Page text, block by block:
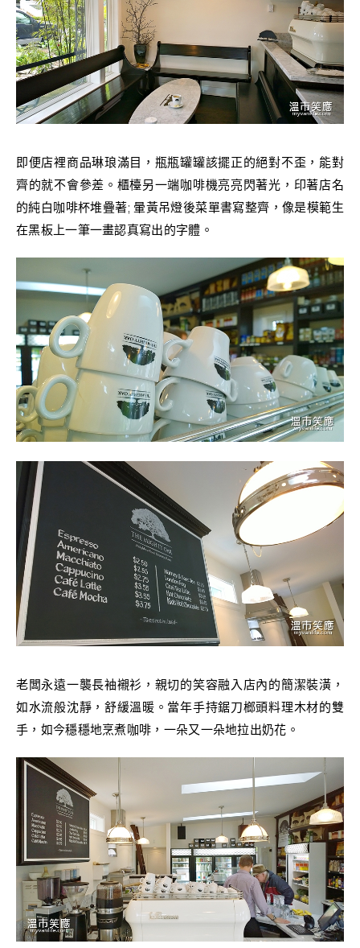
即便店裡商品琳琅滿目，瓶瓶罐罐該擺正的絕對不歪，能對
齊的就不會參差。櫃檯另一端咖啡機亮亮閃著光，印著店名
的純白咖啡杯堆疊著; 暈黃吊燈後菜單書寫整齊，像是模範生
在黑板上一筆一畫認真寫出的字體。
老闆永遠一襲長袖襯衫，親切的笑容融入店內的簡潔裝潢，
如水流般沈靜，舒緩溫暖。當年手持鋸刀榔頭料理木材的雙
手，如今穩穩地烹煮咖啡，一朵又一朵地拉出奶花。